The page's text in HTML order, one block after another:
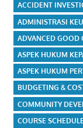
ACCIDENT
ADMINISTRASI
ADVANCED GOOD
ASPEK HUKUM
ASPEK HUKUM
BUDGETING &
COMMUNITY
COURSE